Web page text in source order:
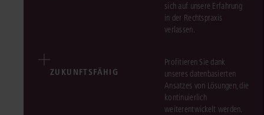
sich auf unsere Erfahrung
in der Rechtspraxis
verlassen.
ZUKUNFTSFÄHIG
Profitieren Sie dank
unseres datenbasierten
Ansatzes von Lösungen, die
kontinuierlich
weiterentwickelt werden.